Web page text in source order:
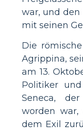
war, und den
mit seinen
Die
Agrippina,
am 13.
Politiker
Seneca,
worden
dem Exil